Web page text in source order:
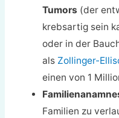
Tumors (der
krebsartig sein
oder in der
als Zollinger-
einen von 1
Familien zu